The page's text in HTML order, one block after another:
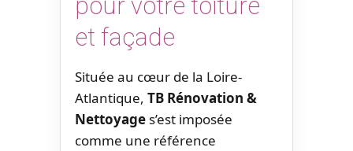
pour votre toiture
et façade
Située au cœur de la Loire-
Atlantique, TB Rénovation &
Nettoyage s’est imposée
comme une référence